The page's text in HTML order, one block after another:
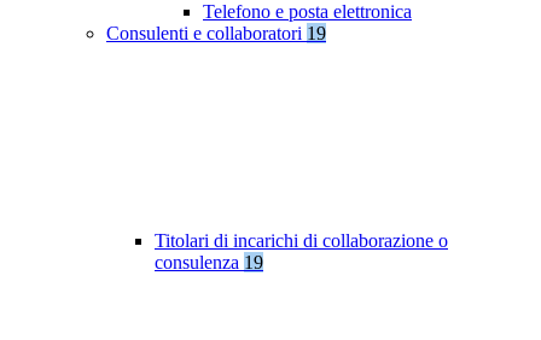
Telefono e posta elettronica
Consulenti e collaboratori 19
Titolari di incarichi di collaborazione o
consulenza 19